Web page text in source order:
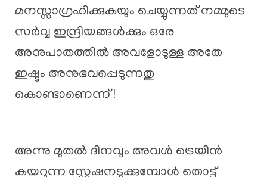
മനസ്സാഗ്രഹിക്കുകയും ചെയ്യുന്നത് നമ്മുടെ
സർവ്വ ഇന്ദ്രിയങ്ങൾക്കും ഒരേ
അനുപാതത്തിൽ അവളോടുള്ള അതേ
ഇഷ്ടം അനുഭവപ്പെടുന്നതു
കൊണ്ടാണെന്ന് !
അന്നു മുതൽ ദിനവും അവൾ ട്രെയിൻ
കയറുന്ന സ്റ്റേഷനടുക്കുമ്പോൾ തൊട്ട്